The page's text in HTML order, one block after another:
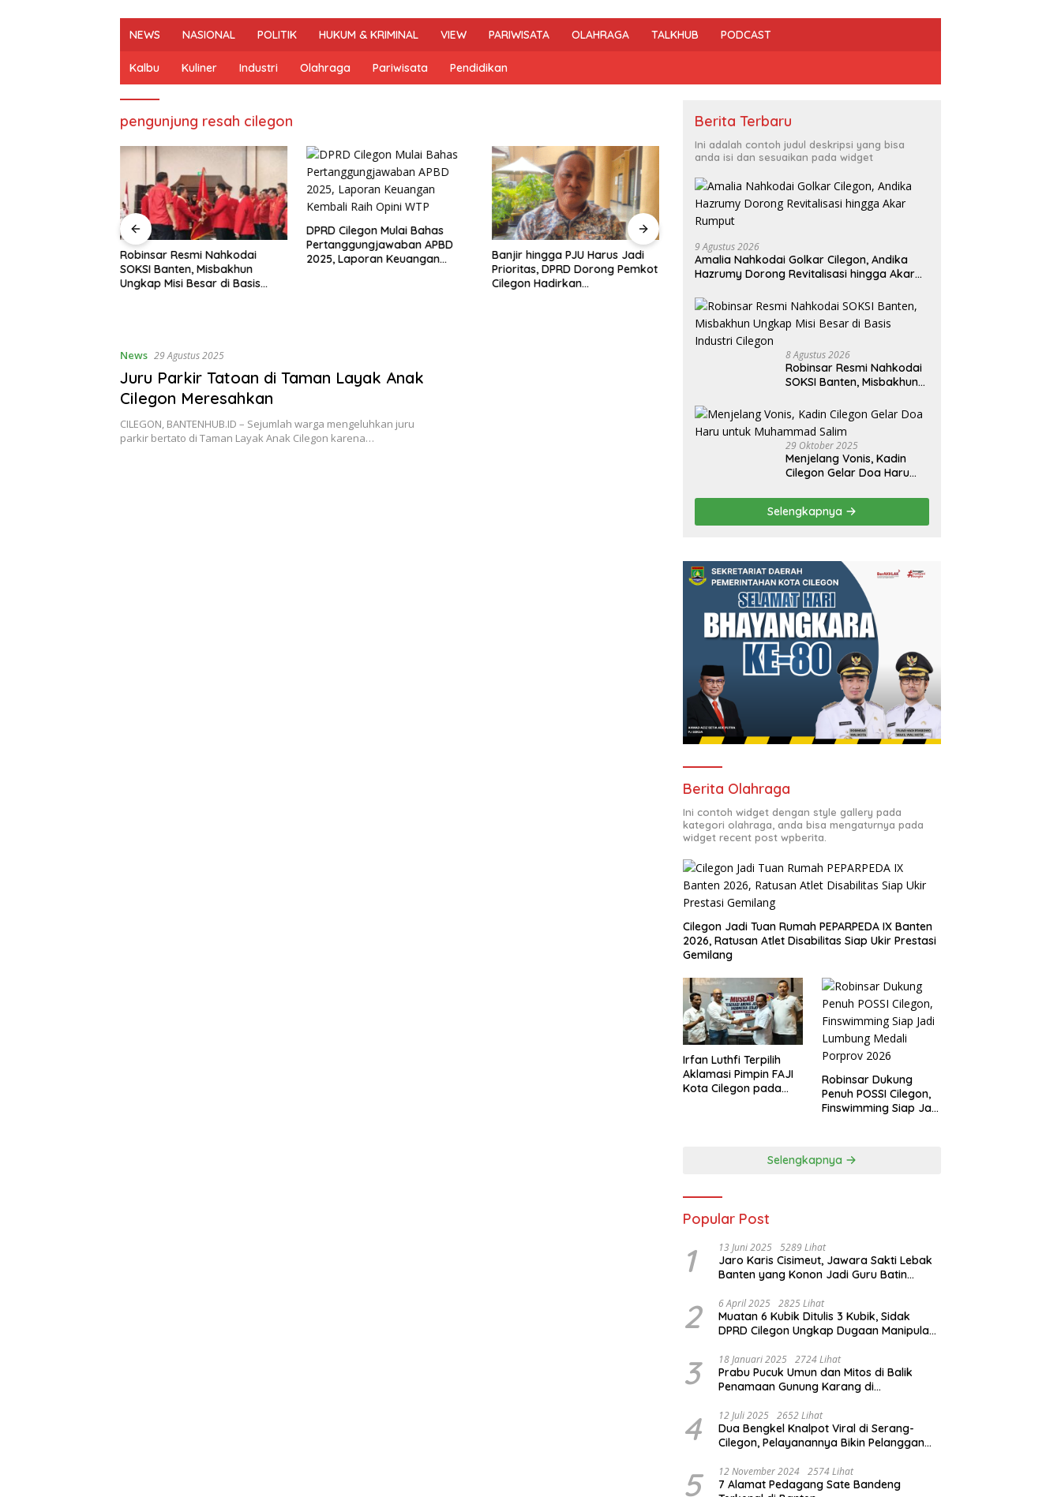
NEWS NASIONAL POLITIK HUKUM & KRIMINAL VIEW PARIWISATA OLAHRAGA TALKHUB PODCAST
Kalbu Kuliner Industri Olahraga Pariwisata Pendidikan
pengunjung resah cilegon
Robinsar Resmi Nahkodai
SOKSI Banten, Misbakhun
Ungkap Misi Besar di Basis
DPRD Cilegon Mulai Bahas
Pertanggungjawaban APBD
2025, Laporan Keuangan
Banjir hingga PJU Harus Jadi
Prioritas, DPRD Dorong Pemkot
Cilegon Hadirkan
DPRD Cilegon Dorong Warga
2026, Hasilnya Bakal Tentukan
Arah Pembangunan
Cilegon Jadi Tuan Rumah
PEPARPEDA IX Banten 2026,
Ratusan Atlet Disabilitas Siap
News 29 Agustus 2025
Juru Parkir Tatoan di Taman Layak Anak
Cilegon Meresahkan
CILEGON, BANTENHUB.ID – Sejumlah warga mengeluhkan juru
parkir bertato di Taman Layak Anak Cilegon karena…
Berita Terbaru
Ini adalah contoh judul deskripsi yang bisa
anda isi dan sesuaikan pada widget
9 Agustus 2026
Amalia Nahkodai Golkar Cilegon, Andika
Hazrumy Dorong Revitalisasi hingga Akar
8 Agustus 2026
Robinsar Resmi Nahkodai
SOKSI Banten, Misbakhun
Industri Cilegon
29 Oktober 2025
Menjelang Vonis, Kadin
Cilegon Gelar Doa Haru
Selengkapnya
Berita Olahraga
Ini contoh widget dengan style gallery pada
kategori olahraga, anda bisa mengaturnya pada
widget recent post wpberita.
Cilegon Jadi Tuan Rumah PEPARPEDA IX Banten
2026, Ratusan Atlet Disabilitas Siap Ukir Prestasi
Gemilang
Irfan Luthfi Terpilih
Aklamasi Pimpin FAJI
Kota Cilegon pada
Robinsar Dukung
Penuh POSSI Cilegon,
Finswimming Siap Jadi
Selengkapnya
Popular Post
1 13 Juni 2025 5289 Lihat
Jaro Karis Cisimeut, Jawara Sakti Lebak
Banten yang Konon Jadi Guru Batin
2 6 April 2025 2825 Lihat
Muatan 6 Kubik Ditulis 3 Kubik, Sidak
DPRD Cilegon Ungkap Dugaan Manipulasi
3 18 Januari 2025 2724 Lihat
Prabu Pucuk Umun dan Mitos di Balik
Penamaan Gunung Karang di
4 12 Juli 2025 2652 Lihat
Dua Bengkel Knalpot Viral di Serang-
Cilegon, Pelayanannya Bikin Pelanggan
5 12 November 2024 2574 Lihat
7 Alamat Pedagang Sate Bandeng